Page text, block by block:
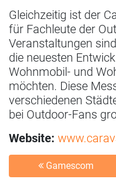
Gleichzeitig ist der
für Fachleute der
Veranstaltungen
die neuesten
Wohnmobil- und
möchten. Diese
verschiedenen
bei Outdoor-Fans
Website:
Gamescom